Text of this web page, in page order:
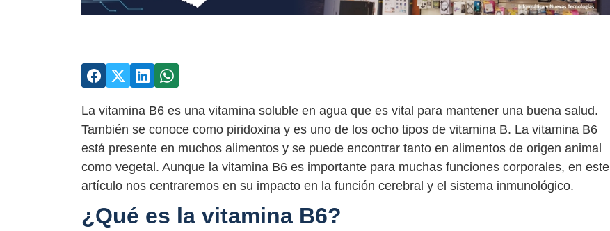
La vitamina B6 es una vitamina soluble en agua que es vital para mantener una buena salud.
También se conoce como piridoxina y es uno de los ocho tipos de vitamina B. La vitamina B6
está presente en muchos alimentos y se puede encontrar tanto en alimentos de origen animal
como vegetal. Aunque la vitamina B6 es importante para muchas funciones corporales, en este
artículo nos centraremos en su impacto en la función cerebral y el sistema inmunológico.
¿Qué es la vitamina B6?